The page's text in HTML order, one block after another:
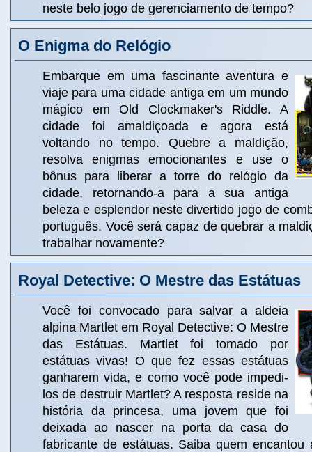
neste belo jogo de gerenciamento de tempo?
O Enigma do Relógio
Embarque em uma fascinante aventura e
viaje para uma cidade antiga em um mundo
mágico em Old Clockmaker's Riddle. A
cidade foi amaldiçoada e agora está
voltando no tempo. Quebre a maldição,
resolva enigmas emocionantes e use o
bônus para liberar a torre do relógio da
cidade, retornando-a para a sua antiga
beleza e esplendor neste divertido jogo de
português. Você será capaz de quebrar a
trabalhar novamente?
Royal Detective: O Mestre das Estátuas
Você foi convocado para salvar a aldeia
alpina Martlet em Royal Detective: O Mestre
das Estátuas. Martlet foi tomado por
estátuas vivas! O que fez essas estátuas
ganharem vida, e como você pode impedi-
los de destruir Martlet? A resposta reside na
história da princesa, uma jovem que foi
deixada ao nascer na porta da casa do
fabricante de estátuas. Saiba quem encantou